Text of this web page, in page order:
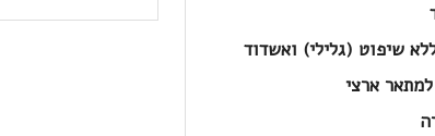
שיפוט (גלילי) ואשדוד
למתאר ארצי